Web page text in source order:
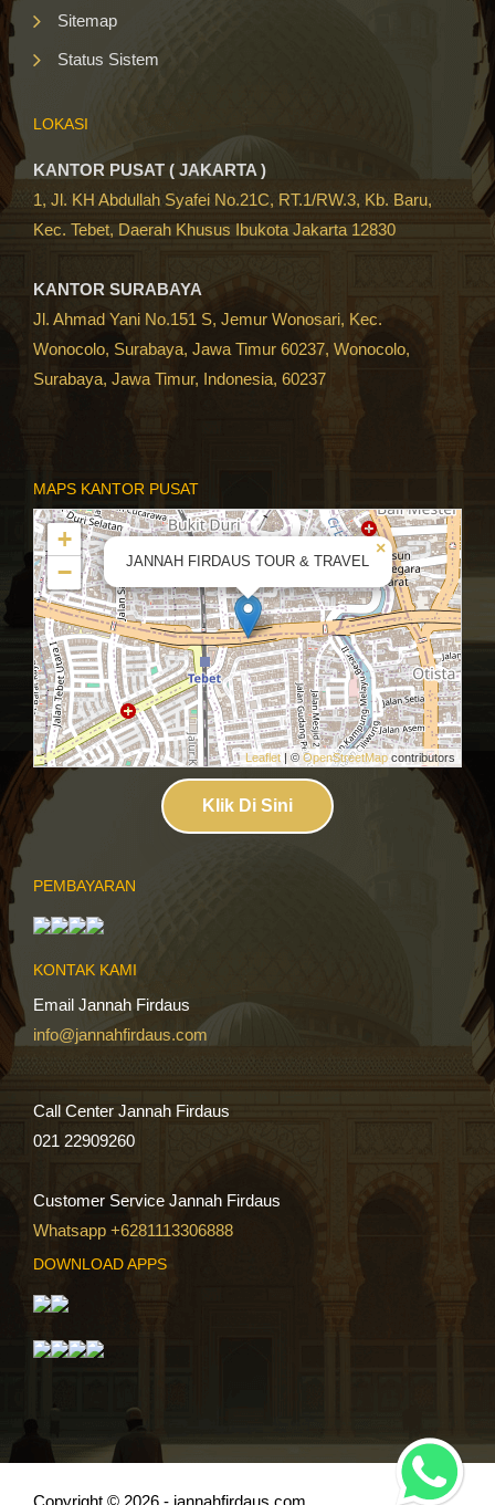
Sitemap
Status Sistem
LOKASI
KANTOR PUSAT ( JAKARTA )
1, Jl. KH Abdullah Syafei No.21C, RT.1/RW.3, Kb. Baru,
Kec. Tebet, Daerah Khusus Ibukota Jakarta 12830
KANTOR SURABAYA
Jl. Ahmad Yani No.151 S, Jemur Wonosari, Kec.
Wonocolo, Surabaya, Jawa Timur 60237, Wonocolo,
Surabaya, Jawa Timur, Indonesia, 60237
MAPS KANTOR PUSAT
JANNAH FIRDAUS TOUR & TRAVEL
×
+
−
Leaflet | ©OpenStreetMap contributors
Klik Di Sini
PEMBAYARAN
KONTAK KAMI
Email Jannah Firdaus
info@jannahfirdaus.com
Call Center Jannah Firdaus
021 22909260
Customer Service Jannah Firdaus
Whatsapp +6281113306888
DOWNLOAD APPS